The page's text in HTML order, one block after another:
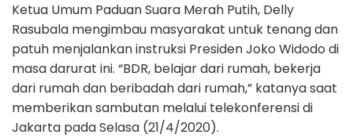
Ketua Umum Paduan Suara Merah Putih, Delly
Rasubala mengimbau masyarakat untuk tenang dan
patuh menjalankan instruksi Presiden Joko Widodo di
masa darurat ini. “BDR, belajar dari rumah, bekerja
dari rumah dan beribadah dari rumah,” katanya saat
memberikan sambutan melalui telekonferensi di
Jakarta pada Selasa (21/4/2020).